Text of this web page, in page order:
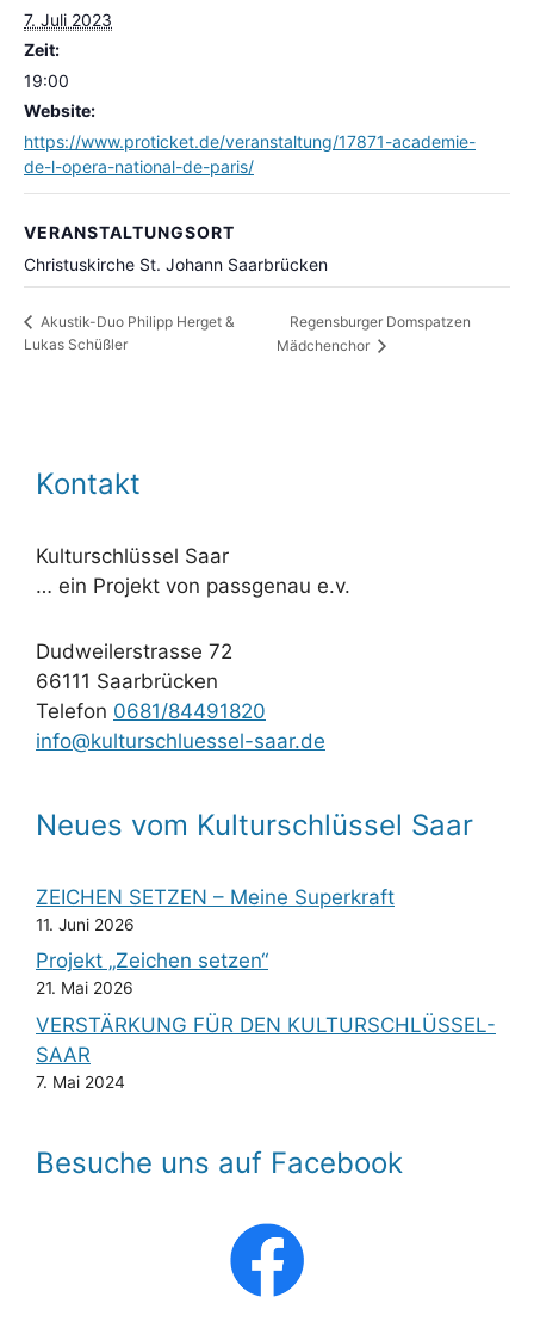
7. Juli 2023
Zeit:
19:00
Website:
https://www.proticket.de/veranstaltung/17871-academie-
de-l-opera-national-de-paris/
VERANSTALTUNGSORT
Christuskirche St. Johann Saarbrücken
Akustik-Duo Philipp Herget &
Lukas Schüßler
Regensburger Domspatzen
Mädchenchor
Kontakt
Kulturschlüssel Saar
… ein Projekt von passgenau e.v.
Dudweilerstrasse 72
66111 Saarbrücken
Telefon 0681/84491820
info@kulturschluessel-saar.de
Neues vom Kulturschlüssel Saar
ZEICHEN SETZEN – Meine Superkraft
11. Juni 2026
Projekt „Zeichen setzen“
21. Mai 2026
VERSTÄRKUNG FÜR DEN KULTURSCHLÜSSEL-
SAAR
7. Mai 2024
Besuche uns auf Facebook